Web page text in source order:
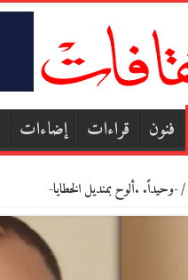
فنون قراءات إضاءات
/-وحيداً. .ألوح بمنديل الخطايا-